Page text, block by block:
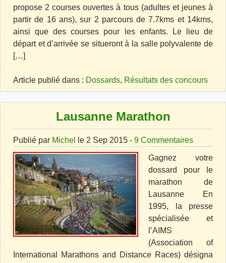
propose 2 courses ouvertes à tous (adultes et jeunes à
partir de 16 ans), sur 2 parcours de 7.7kms et 14kms,
ainsi que des courses pour les enfants. Le lieu de
départ et d’arrivée se situeront à la salle polyvalente de
[…]
Article publié dans : Dossards, Résultats des concours
Lausanne Marathon
Publié par Michel le 2 Sep 2015 - 9 Commentaires
Gagnez votre
dossard pour le
marathon de
Lausanne En
1995, la presse
spécialisée et
l’AIMS
(Association of
International Marathons and Distance Races) désigna